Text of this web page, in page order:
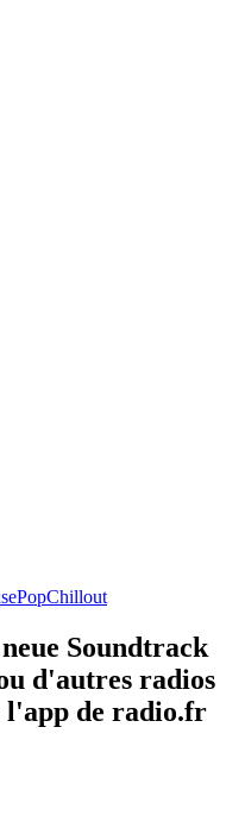
PopChillout
Soundtrack
d'autres radios
l'app de radio.fr